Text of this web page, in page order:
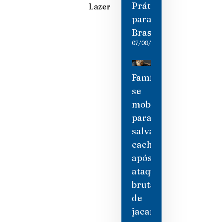
Lazer
Práticas
para
Brasileiros
07/08/2026
Família
se
mobiliza
para
salvar
cachorro
após
ataque
brutal
de
jacaré